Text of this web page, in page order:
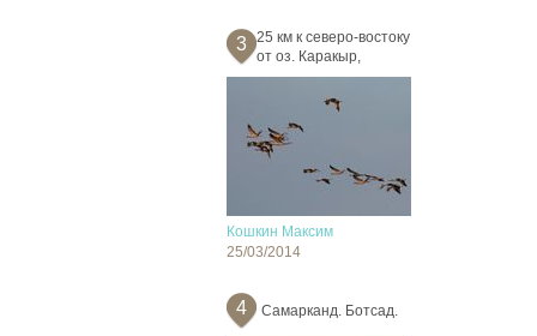
3
25 км к северо-востоку
от оз. Каракыр,
Кошкин Максим
25/03/2014
4 Самарканд. Ботсад.